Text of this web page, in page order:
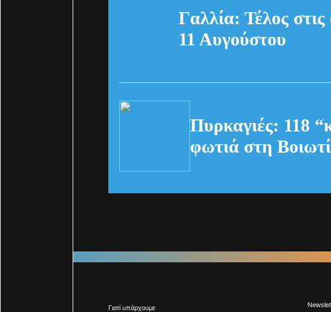
Γαλλία: Τέλος
11 Αυγούστου
Πυρκαγιές: 118
φωτιά στη
Γιατί υπάρχουμε